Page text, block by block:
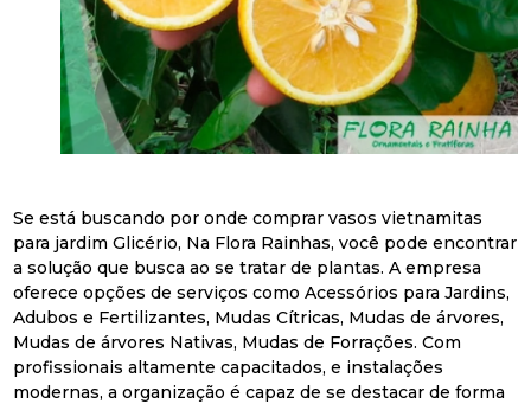
Se está buscando por onde comprar vasos vietnamitas
para jardim Glicério, Na Flora Rainhas, você pode encontrar
a solução que busca ao se tratar de plantas. A empresa
oferece opções de serviços como Acessórios para Jardins,
Adubos e Fertilizantes, Mudas Cítricas, Mudas de árvores,
Mudas de árvores Nativas, Mudas de Forrações. Com
profissionais altamente capacitados, e instalações
modernas, a organização é capaz de se destacar de forma